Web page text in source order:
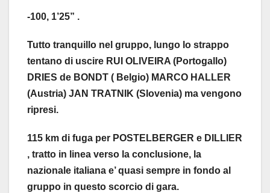
-100, 1’25” .
Tutto tranquillo nel gruppo, lungo lo strappo
tentano di uscire RUI OLIVEIRA (Portogallo)
DRIES de BONDT ( Belgio) MARCO HALLER
(Austria) JAN TRATNIK (Slovenia) ma vengono
ripresi.
115 km di fuga per POSTELBERGER e DILLIER
, tratto in linea verso la conclusione, la
nazionale italiana e’ quasi sempre in fondo al
gruppo in questo scorcio di gara.